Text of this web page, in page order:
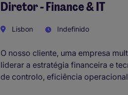
Diretor - Finance & IT
Lisbon Indefinido
O nosso cliente, uma empresa
liderar a estratégia financeira e
de controlo, eficiência